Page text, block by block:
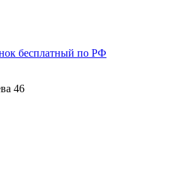
бесплатный по РФ
46